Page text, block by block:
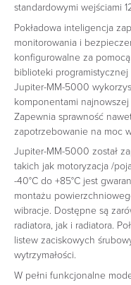
standardowymi wejściami
Pokładowa inteligencja
monitorowania i
konfigurowalne za
biblioteki
Jupiter-MM-5000
komponentami
Zapewnia sprawność
zapotrzebowanie na moc
Jupiter-MM-5000 został
takich jak motoryzacja /
-40°C do +85°C jest
montażu
wibracje. Dostępne są
radiatora, jak i radiatora.
listew zaciskowych
wytrzymałości.
W pełni funkcjonalne